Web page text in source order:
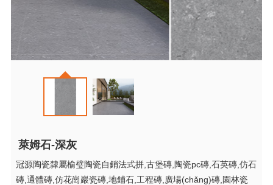
萊姆石-深灰
冠源陶瓷隸屬榆璧陶瓷自銷法式拼,古堡磚,陶瓷pc磚,石英磚,仿石
磚,通體磚,仿花崗巖瓷磚,地鋪石,工程磚,廣場(chǎng)磚,園林瓷